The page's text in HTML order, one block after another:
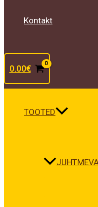
Kontakt
0.00€
TOOTED